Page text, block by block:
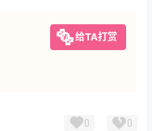
给TA打赏
0 0